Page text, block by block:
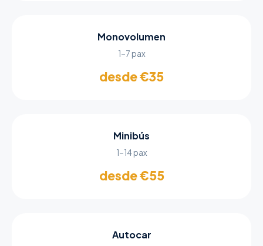
Monovolumen
1–7 pax
desde €35
Minibús
1–14 pax
desde €55
Autocar